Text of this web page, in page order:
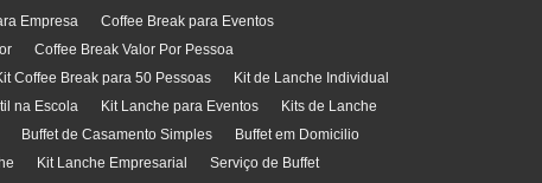
Empresa
Coffee Break para Eventos
Coffee Break Valor Por Pessoa
Coffee Break para 50 Pessoas
Kit de Lanche Individual
na Escola Kit Lanche para Eventos
Kits de Lanche
Buffet de Casamento Simples
Buffet em Domicilio
Kit Lanche Empresarial Serviço de Buffet